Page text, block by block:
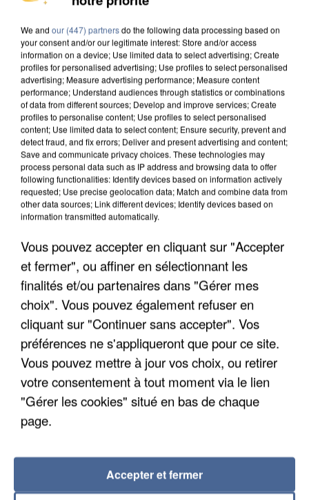
APRÈS TOUTES CES CANICULES, LES REFUGES
DE FAUNE SAUVAGE SONT...
We and our (447) partnersdo the following data processing based on
your consent and/or our legitimate interest: Store and/or access
information on a device; Use limited data to select advertising; Create
profiles for personalised advertising; Use profiles to select personalised
advertising; Measure advertising performance; Measure content
performance; Understand audiences through statistics or combinations
of data from different sources; Develop and improve services; Create
profiles to personalise content; Use profiles to select personalised
content; Use limited data to select content; Ensure security, prevent and
detect fraud, and fix errors; Deliver and present advertising and content;
Save and communicate privacy choices. These technologies may
process personal data such as IP address and browsing data to offer
following functionalities: Identify devices based on information actively
requested; Use precise geolocation data; Match and combine data from
other data sources; Link different devices; Identify devices based on
information transmitted automatically.
Vous pouvez accepter en cliquant sur "Accepter
et fermer", ou affiner en sélectionnant les
finalités et/ou partenaires dans "Gérer mes
choix". Vous pouvez également refuser en
cliquant sur "Continuer sans accepter". Vos
préférences ne s'appliqueront que pour ce site.
Vous pouvez mettre à jour vos choix, ou retirer
votre consentement à tout moment via le lien
"Gérer les cookies" situé en bas de chaque
page.
Accepter et fermer